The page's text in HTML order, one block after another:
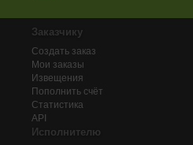
Заказчику
Создать заказ
Мои заказы
Извещения
Пополнить счёт
Статистика
API
Исполнителю